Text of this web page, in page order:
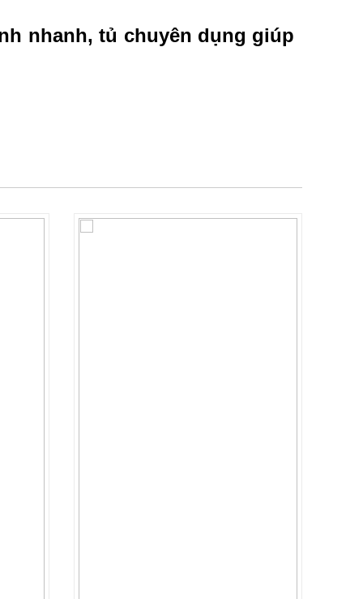
nhanh, tủ chuyên dụng giúp